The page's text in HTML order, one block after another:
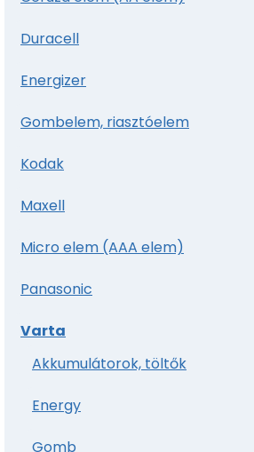
Duracell
Energizer
Gombelem, riasztóelem
Kodak
Maxell
Micro elem (AAA elem)
Panasonic
Varta
Akkumulátorok, töltők
Energy
Gomb